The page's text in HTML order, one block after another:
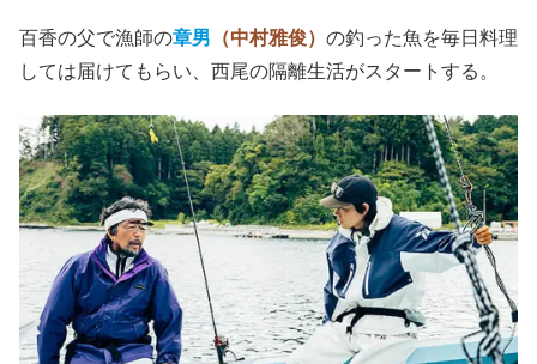
百香の父で漁師の章男 （中村雅俊） の釣った魚を毎日料理
しては届けてもらい、西尾の隔離生活がスタートする。